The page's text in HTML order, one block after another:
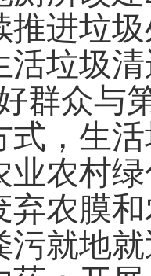
推进垃
活垃圾
群众与
式，生
业农村
弃农膜
污就地